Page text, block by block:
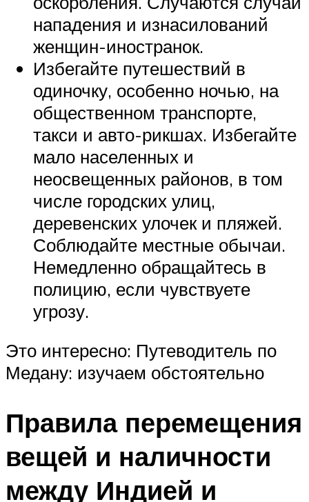
нападения и изнасилований
женщин-иностранок.
Избегайте путешествий в
одиночку, особенно ночью, на
общественном транспорте,
такси и авто-рикшах. Избегайте
мало населенных и
неосвещенных районов, в том
числе городских улиц,
деревенских улочек и пляжей.
Соблюдайте местные обычаи.
Немедленно обращайтесь в
полицию, если чувствуете
угрозу.
Это интересно: Путеводитель по
Медану: изучаем обстоятельно
Правила перемещения
вещей и наличности
между Индией и